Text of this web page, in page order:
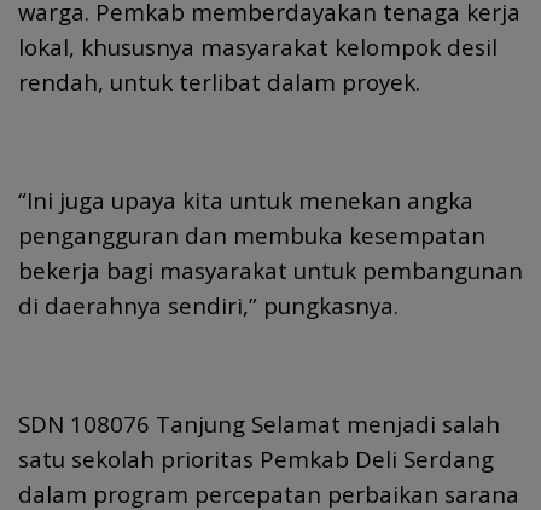
warga. Pemkab memberdayakan tenaga kerja
lokal, khususnya masyarakat kelompok desil
rendah, untuk terlibat dalam proyek.
“Ini juga upaya kita untuk menekan angka
pengangguran dan membuka kesempatan
bekerja bagi masyarakat untuk pembangunan
di daerahnya sendiri,” pungkasnya.
SDN 108076 Tanjung Selamat menjadi salah
satu sekolah prioritas Pemkab Deli Serdang
dalam program percepatan perbaikan sarana